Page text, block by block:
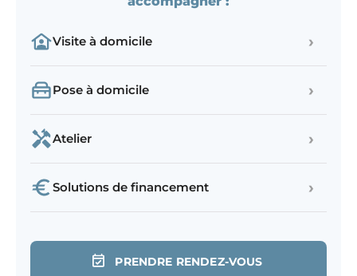
Visite à domicile ›
Pose à domicile ›
Atelier ›
Solutions de financement ›
PRENDRE RENDEZ-VOUS